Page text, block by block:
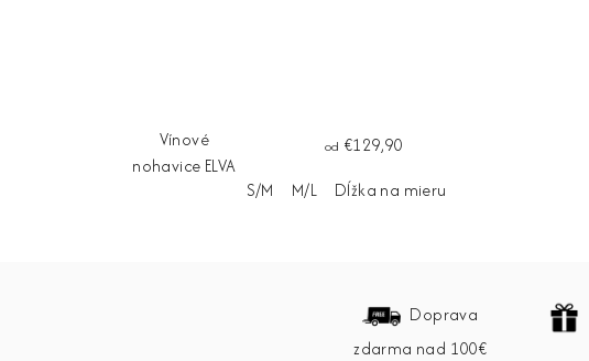
Vínové
nohavice ELVA
od €129,90
S/M
M/L Dĺžka na mieru
Doprava
zdarma nad 100€